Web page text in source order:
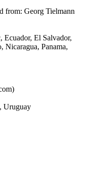
from: Georg Tielmann
El Salvador,
Nicaragua, Panama,
Uruguay